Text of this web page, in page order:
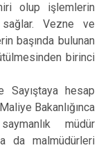
olup işlemlerin
Vezne ve
başında bulunan
birinci
Sayıştaya hesap
Bakanlığınca
müdür
da malmüdürleri